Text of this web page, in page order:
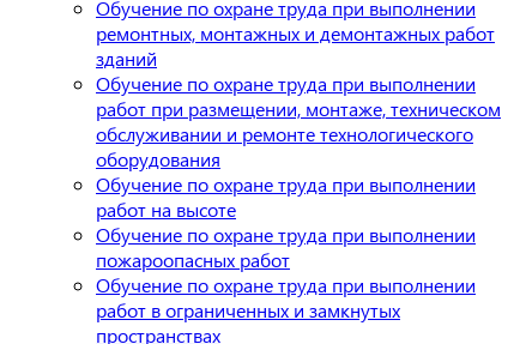
Обучение по охране труда при выполнении
ремонтных, монтажных и демонтажных работ
зданий
Обучение по охране труда при выполнении
работ при размещении, монтаже, техническом
обслуживании и ремонте технологического
оборудования
Обучение по охране труда при выполнении
работ на высоте
Обучение по охране труда при выполнении
пожароопасных работ
Обучение по охране труда при выполнении
работ в ограниченных и замкнутых
пространствах